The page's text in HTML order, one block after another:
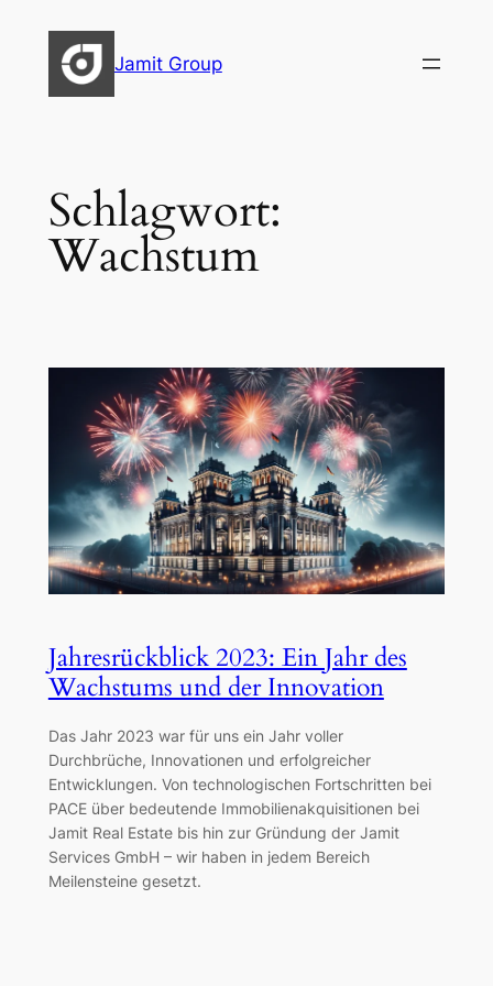
springen
Jamit Group
Schlagwort:
Wachstum
Jahresrückblick 2023: Ein Jahr des
Wachstums und der Innovation
Das Jahr 2023 war für uns ein Jahr voller
Durchbrüche, Innovationen und erfolgreicher
Entwicklungen. Von technologischen Fortschritten bei
PACE über bedeutende Immobilienakquisitionen bei
Jamit Real Estate bis hin zur Gründung der Jamit
Services GmbH – wir haben in jedem Bereich
Meilensteine gesetzt.